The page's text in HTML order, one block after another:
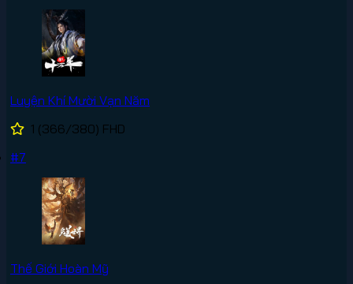
Luyện Khí Mười Vạn Năm
1 (366/380) FHD
#7
Thế Giới Hoàn Mỹ